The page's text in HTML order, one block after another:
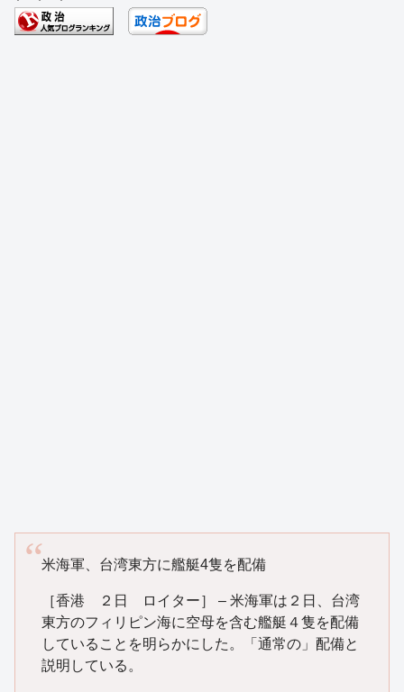
b
d
y
米海軍、台湾東方に艦艇4隻を配備
［香港 ２日 ロイター］ – 米海軍は２日、台湾
東方のフィリピン海に空母を含む艦艇４隻を配備
していることを明らかにした。「通常の」配備と
説明している。